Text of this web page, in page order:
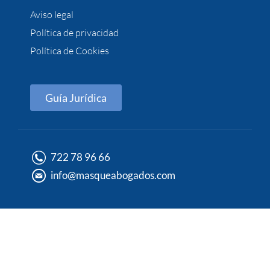
Aviso legal
Política de privacidad
Política de Cookies
Guía Jurídica
722 78 96 66
info@masqueabogados.com